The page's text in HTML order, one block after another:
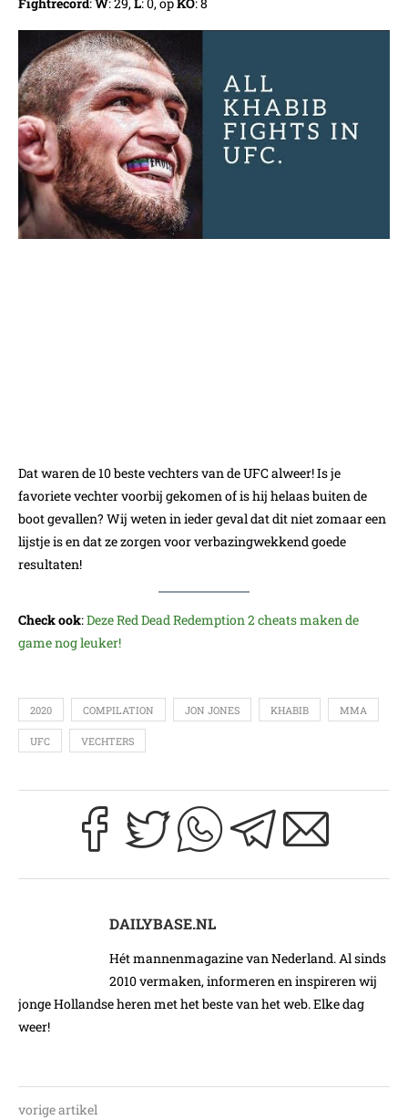
Dat waren de 10 beste vechters van de UFC alweer! Is je
favoriete vechter voorbij gekomen of is hij helaas buiten de
boot gevallen? Wij weten in ieder geval dat dit niet zomaar een
lijstje is en dat ze zorgen voor verbazingwekkend goede
resultaten!
Check ook:Deze Red Dead Redemption 2 cheats maken de
game nog leuker!
2020 COMPILATION JON JONES KHABIB MMA
UFC VECHTERS
DAILYBASE.NL
Hét mannenmagazine van Nederland. Al sinds
2010 vermaken, informeren en inspireren wij
jonge Hollandse heren met het beste van het web. Elke dag
weer!
vorige artikel